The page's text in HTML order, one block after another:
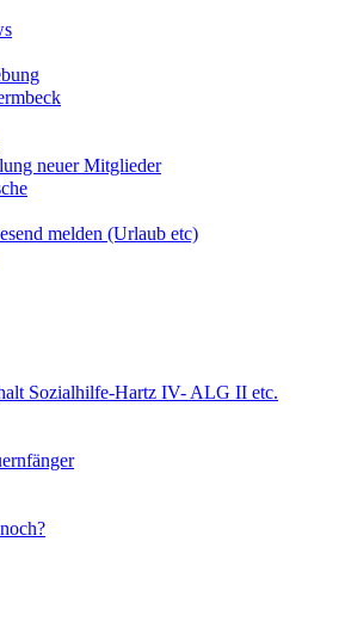
neuer Mitglieder
melden (Urlaub etc)
Sozialhilfe-Hartz IV- ALG II etc.